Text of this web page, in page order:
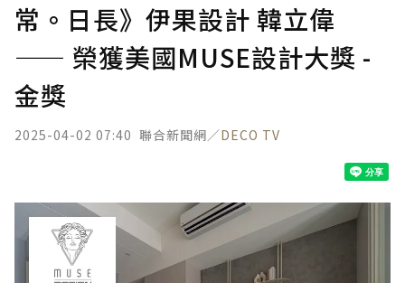
常。日長》伊果設計 韓立偉
—— 榮獲美國MUSE設計大獎 -
金獎
2025-04-02 07:40 聯合新聞網／DECO TV